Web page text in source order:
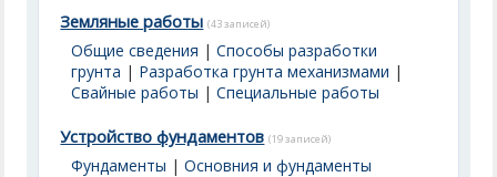
Земляные работы (43 записей)
Общие сведения |Способы разработки
грунта | Разработка грунта механизмами |
Свайные работы |Специальные работы
Устройство фундаментов (19 записей)
Фундаменты |Основния и фундаменты